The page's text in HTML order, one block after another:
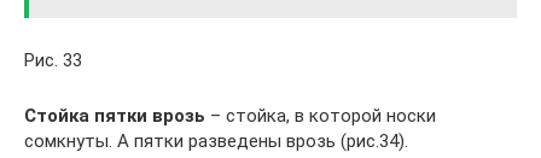
Рис. 33
Стойка пятки врозь – стойка, в которой носки
сомкнуты. А пятки разведены врозь (рис.34).